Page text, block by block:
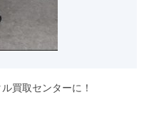
買取センターに！